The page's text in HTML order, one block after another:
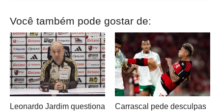
Você também pode gostar de:
Leonardo Jardim questiona
Carrascal pede desculpas